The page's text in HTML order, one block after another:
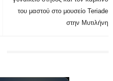
του μαστού στο μουσείο Teriade
στην Μυτιλήνη